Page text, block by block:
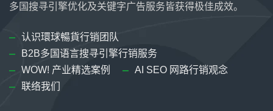
多国搜寻引擎优化及关键字广告服务皆获得极佳成效。
认识環球暢貨行销团队
B2B多国语言搜寻引擎行销服务
WOW! 产业精选案例
AI SEO 网路行销观念
联络我们